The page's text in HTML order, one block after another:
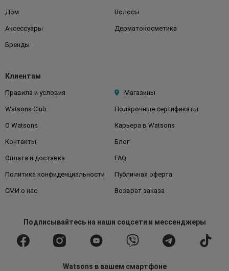
Дом Волосы
Аксессуары Дерматокосметика
Бренды
Клиентам
Правила и условия Магазины
Watsons Club Подарочные сертификаты
О Watsons Карьера в Watsons
Контакты Блог
Оплата и доставка FAQ
Политика конфиденциальности Публичная оферта
СМИ о нас Возврат заказа
Подписывайтесьна наши соцсети и мессенджеры
Watsons в вашем смартфоне